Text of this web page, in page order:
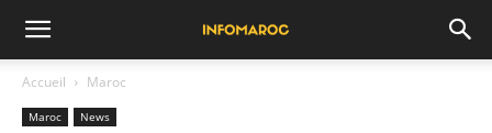
Accueil Maroc
Maroc News